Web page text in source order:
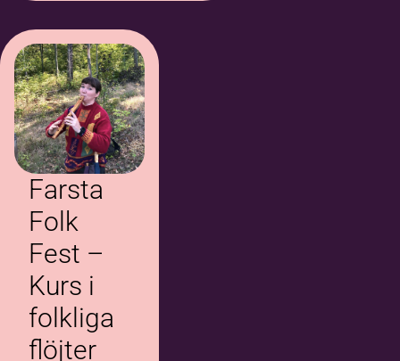
Farsta
Folk
Fest –
Kurs i
folkliga
flöjter